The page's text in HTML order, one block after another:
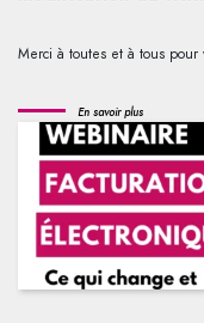
Merci à toutes et à tous pour
En savoir plus